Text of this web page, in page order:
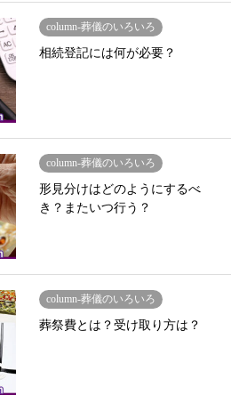
column-葬儀のいろいろ
相続登記には何が必要？
column-葬儀のいろいろ
形見分けはどのようにするべ
き？またいつ行う？
column-葬儀のいろいろ
葬祭費とは？受け取り方は？